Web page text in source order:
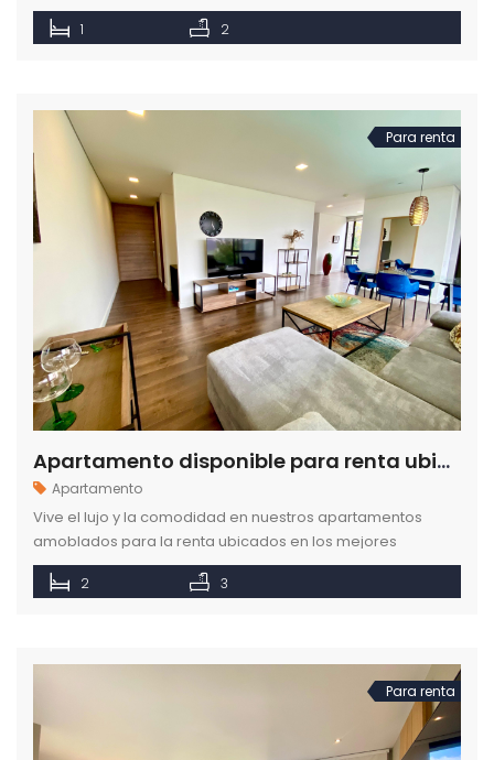
un apartamento amoblado te pueden brindar. Descubre
más.
1 2
Para renta
Apartamento disponible para renta ubicado en el sector de Castropol en Medellín
Apartamento
Vive el lujo y la comodidad en nuestros apartamentos
amoblados para la renta ubicados en los mejores
sectores de la ciudad de Medellín.
2 3
Para renta